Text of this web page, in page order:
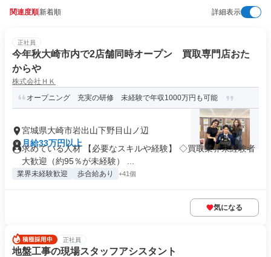
関連度順新着順 詳細表示
正社員
今年秋大崎市内で2店舗同時オープン 買取専門店おた
からや
株式会社ＨＫ
オープニング 充実の研修 未経験で年収1000万円も可能
宮城県大崎市岩出山下野目山ノ辺
月給33万円以上
求めている人材 【必要なスキルや経験】 ◇買取業界未経験者
大歓迎（約95％が未経験） ...
業界未経験歓迎 歩合給あり +41個
気になる
正社員
地盤工事の現場スタッフアシスタント